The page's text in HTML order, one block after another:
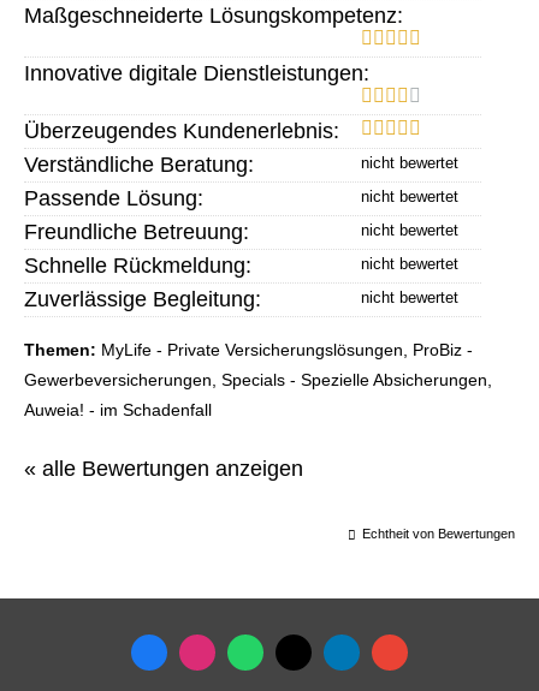
Maßgeschneiderte Lösungskompetenz:
Innovative digitale Dienstleistungen:
Überzeugendes Kundenerlebnis:
Verständliche Beratung:
Passende Lösung:
Freundliche Betreuung:
Schnelle Rückmeldung:
Zuverlässige Begleitung:
Themen: MyLife - Private Versicherungslösungen, ProBiz -
Gewerbeversicherungen, Specials - Spezielle Absicherungen,
Auweia! - im Schadenfall
« alle Bewertungen anzeigen
Echtheit von Bewertungen